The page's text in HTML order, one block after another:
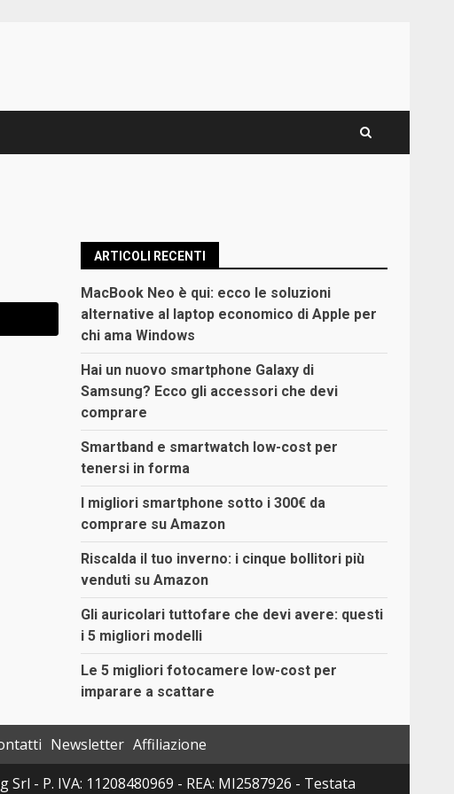
ARTICOLI RECENTI
MacBook Neo è qui: ecco le soluzioni
alternative al laptop economico di Apple per
chi ama Windows
Hai un nuovo smartphone Galaxy di
Samsung? Ecco gli accessori che devi
comprare
Smartband e smartwatch low-cost per
tenersi in forma
I migliori smartphone sotto i 300€ da
comprare su Amazon
Riscalda il tuo inverno: i cinque bollitori più
venduti su Amazon
Gli auricolari tuttofare che devi avere: questi
i 5 migliori modelli
Le 5 migliori fotocamere low-cost per
imparare a scattare
Newsletter Affiliazione
- P. IVA: 11208480969 - REA: MI2587926 - Testata